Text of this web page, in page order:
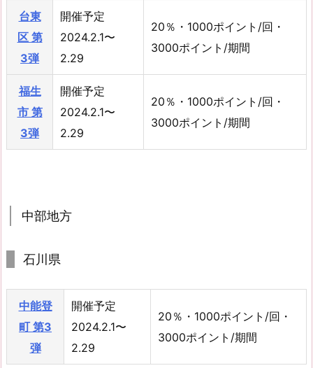
台東
区 第
3弾
開催予定
2024.2.1〜
2.29
20％・1000ポイント/回・
3000ポイント/期間
福生
市 第
3弾
開催予定
2024.2.1〜
2.29
20％・1000ポイント/回・
3000ポイント/期間
中部地方
石川県
中能登
町 第3
弾
開催予定
2024.2.1〜
2.29
20％・1000ポイント/回・
3000ポイント/期間